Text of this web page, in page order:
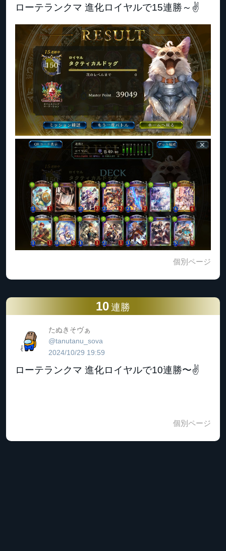
ローテランクマ 進化ロイヤルで15連勝～✌
個別ページ
10 連勝
たぬきそヴぁ
@tanutanu_sova
2024/10/29 19:59
ローテランクマ 進化ロイヤルで10連勝〜✌️
個別ページ